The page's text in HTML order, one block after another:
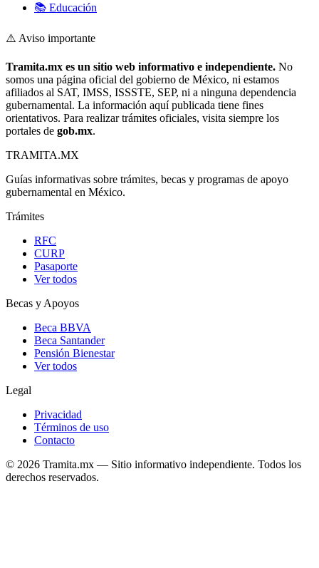
📚 Educación
⚠️ Aviso importante
Tramita.mx es un sitio web informativo e independiente. No
somos una página oficial del gobierno de México, ni estamos
afiliados al SAT, IMSS, ISSSTE, SEP, ni a ninguna dependencia
gubernamental. La información aquí publicada tiene fines
orientativos. Para realizar trámites oficiales, visita siempre los
portales de gob.mx.
TRAMITA.MX
Guías informativas sobre trámites, becas y programas de apoyo
gubernamental en México.
Trámites
RFC
CURP
Pasaporte
Ver todos
Becas y Apoyos
Beca BBVA
Beca Santander
Pensión Bienestar
Ver todos
Legal
Privacidad
Términos de uso
Contacto
© 2026 Tramita.mx — Sitio informativo independiente. Todos los
derechos reservados.